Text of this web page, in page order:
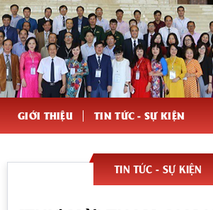
GIỚI THIỆU TIN TỨC - SỰ KIỆN
TIN TỨC - SỰ KIỆN